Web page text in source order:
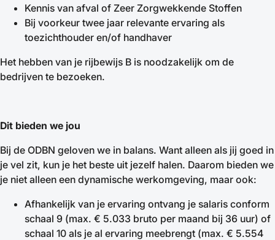
Kennis van afval of Zeer Zorgwekkende Stoffen
Bij voorkeur twee jaar relevante ervaring als
toezichthouder en/of handhaver
Het hebben van je rijbewijs B is noodzakelijk om de
bedrijven te bezoeken.
Dit bieden we jou
Bij de ODBN geloven we in balans. Want alleen als jij goed in
je vel zit, kun je het beste uit jezelf halen. Daarom bieden we
je niet alleen een dynamische werkomgeving, maar ook:
Afhankelijk van je ervaring ontvang je salaris conform
schaal 9 (max. € 5.033 bruto per maand bij 36 uur) of
schaal 10 als je al ervaring meebrengt (max. € 5.554